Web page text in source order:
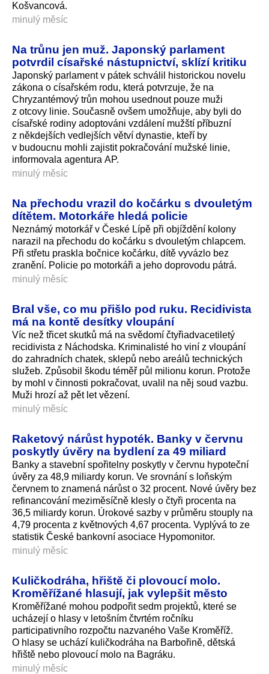
Košvancová.
minulý měsíc
Na trůnu jen muž. Japonský parlament
potvrdil císařské nástupnictví, sklízí kritiku
Japonský parlament v pátek schválil historickou novelu
zákona o císařském rodu, která potvrzuje, že na
Chryzantémový trůn mohou usednout pouze muži
z otcovy linie. Současně ovšem umožňuje, aby byli do
císařské rodiny adoptováni vzdálení mužští příbuzní
z někdejších vedlejších větví dynastie, kteří by
v budoucnu mohli zajistit pokračování mužské linie,
informovala agentura AP.
minulý měsíc
Na přechodu vrazil do kočárku s dvouletým
dítětem. Motorkáře hledá policie
Neznámý motorkář v České Lípě při objíždění kolony
narazil na přechodu do kočárku s dvouletým chlapcem.
Při střetu praskla bočnice kočárku, dítě vyvázlo bez
zranění. Policie po motorkáři a jeho doprovodu pátrá.
minulý měsíc
Bral vše, co mu přišlo pod ruku. Recidivista
má na kontě desítky vloupání
Víc než třicet skutků má na svědomí čtyřiadvacetiletý
recidivista z Náchodska. Kriminalisté ho viní z vloupání
do zahradních chatek, sklepů nebo areálů technických
služeb. Způsobil škodu téměř půl milionu korun. Protože
by mohl v činnosti pokračovat, uvalil na něj soud vazbu.
Muži hrozí až pět let vězení.
minulý měsíc
Raketový nárůst hypoték. Banky v červnu
poskytly úvěry na bydlení za 49 miliard
Banky a stavební spořitelny poskytly v červnu hypoteční
úvěry za 48,9 miliardy korun. Ve srovnání s loňským
červnem to znamená nárůst o 32 procent. Nové úvěry bez
refinancování meziměsíčně klesly o čtyři procenta na
36,5 miliardy korun. Úrokové sazby v průměru stouply na
4,79 procenta z květnových 4,67 procenta. Vyplývá to ze
statistik České bankovní asociace Hypomonitor.
minulý měsíc
Kuličkodráha, hřiště či plovoucí molo.
Kroměřížané hlasují, jak vylepšit město
Kroměřížané mohou podpořit sedm projektů, které se
ucházejí o hlasy v letošním čtvrtém ročníku
participativního rozpočtu nazvaného Vaše Kroměříž.
O hlasy se uchází kuličkodráha na Barbořině, dětská
hřiště nebo plovoucí molo na Bagráku.
minulý měsíc